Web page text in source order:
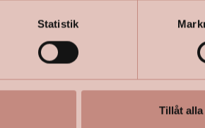
Statistik
Tillåt alla